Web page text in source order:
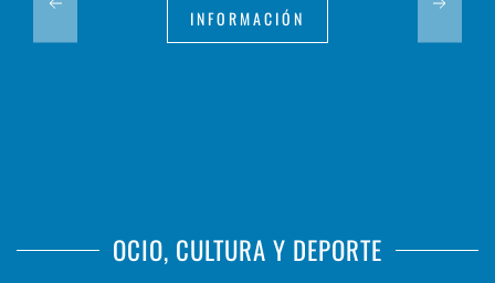
INFORMACIÓN
OCIO, CULTURA Y DEPORTE